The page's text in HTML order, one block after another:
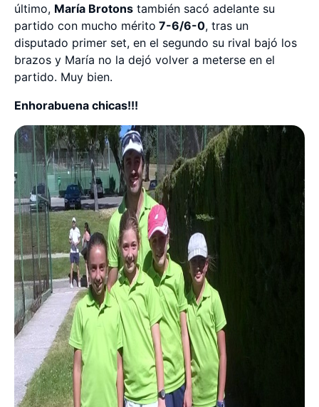
último, María Brotons también sacó adelante su
partido con mucho mérito 7-6/6-0, tras un
disputado primer set, en el segundo su rival bajó los
brazos y María no la dejó volver a meterse en el
partido. Muy bien.
Enhorabuena chicas!!!